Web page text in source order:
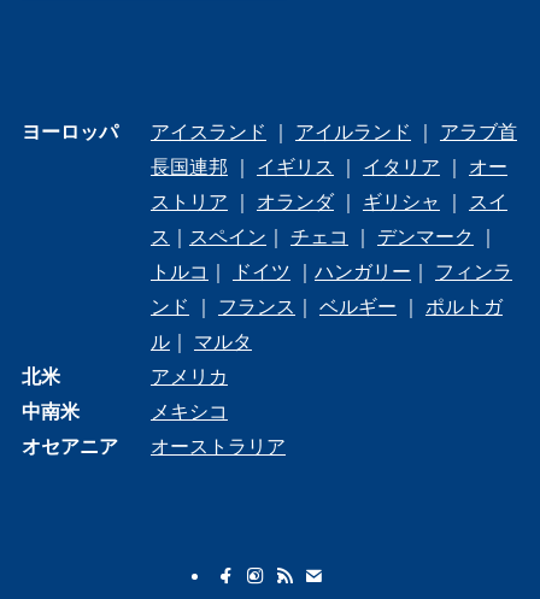
ヨーロッパ アイスランド ｜ アイルランド ｜ アラブ首
長国連邦 ｜ イギリス ｜ イタリア ｜ オー
ストリア ｜ オランダ｜ ギリシャ ｜
スイ
ス ｜ スペイン ｜ チェコ ｜ デンマーク
｜
トルコ ｜ ドイツ ｜ ハンガリー ｜ フィンラ
ンド
｜ フランス ｜ ベルギー ｜ ポルトガ
ル｜ マルタ
北米
アメリカ
中南米
メキシコ
オセアニア
オーストラリア